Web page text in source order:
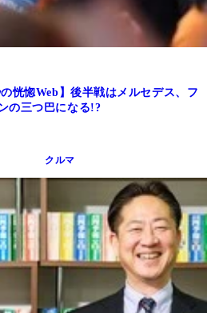
恍惚Web】後半戦はメルセデス、フ
の三つ巴になる!?
クルマ